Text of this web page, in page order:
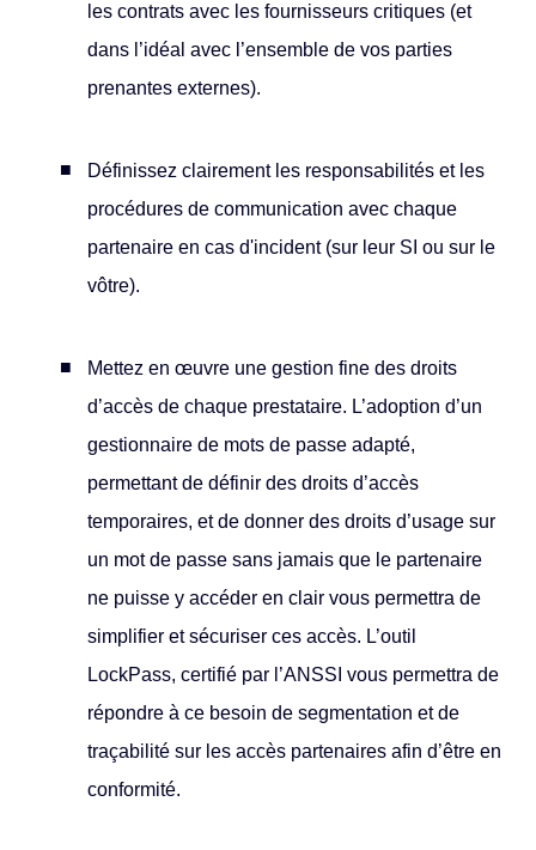
les contrats avec les fournisseurs critiques (et
dans l’idéal avec l’ensemble de vos parties
prenantes externes).
Définissez clairement les responsabilités et les
procédures de communication avec chaque
partenaire en cas d'incident (sur leur SI ou sur le
vôtre).
Mettez en œuvre une gestion fine des droits
d’accès de chaque prestataire. L’adoption d’un
gestionnaire de mots de passe adapté,
permettant de définir des droits d’accès
temporaires, et de donner des droits d’usage sur
un mot de passe sans jamais que le partenaire
ne puisse y accéder en clair vous permettra de
simplifier et sécuriser ces accès. L’outil
LockPass, certifié par l’ANSSI vous permettra de
répondre à ce besoin de segmentation et de
traçabilité sur les accès partenaires afin d’être en
conformité.